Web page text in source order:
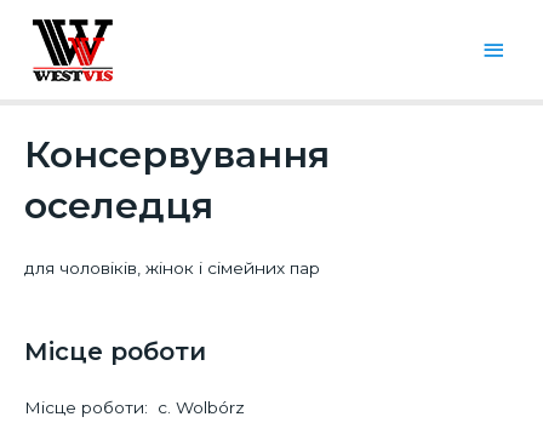
Консервування
оселедця
для чоловіків, жінок і сімейних пар
Місце роботи​
Місце роботи: с. Wolbórz